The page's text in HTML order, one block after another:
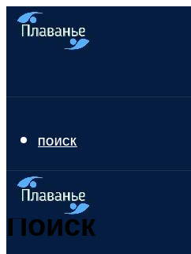
ПОИСК
Поиск